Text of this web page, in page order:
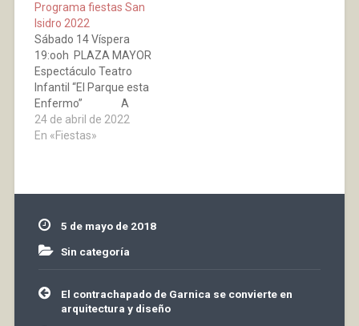
13:30 horas en la plaza
Mayor, Sesión de
Vermut Grupo de jotas…
Programa fiestas San
Isidro 2022
Sábado 14 Víspera
19:ooh PLAZA MAYOR
Espectáculo Teatro
Infantil “El Parque esta
Enfermo” A
cargo de la compañía
de teatro: "Tres Tristes
a proteger el Medio
Ambiente 01:00h …
24 de abril de 2022
En «Fiestas»
5 de mayo de 2018
Sin categoría
Navegación
de
entradas
El contrachapado de Garnica se convierte en
arquitectura y diseño